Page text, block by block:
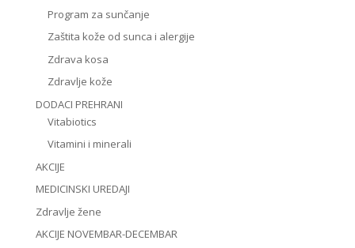
Program za sunčanje
Zaštita kože od sunca i alergije
Zdrava kosa
Zdravlje kože
DODACI PREHRANI
Vitabiotics
Vitamini i minerali
AKCIJE
MEDICINSKI UREDAJI
Zdravlje žene
AKCIJE NOVEMBAR-DECEMBAR